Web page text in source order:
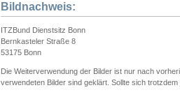
Bildnachweis:
ITZBund Dienstsitz Bonn
Bernkasteler Straße 8
53175 Bonn
Die Weiterverwendung der Bilder ist nur nach
verwendeten Bilder sind geklärt. Sollte sich